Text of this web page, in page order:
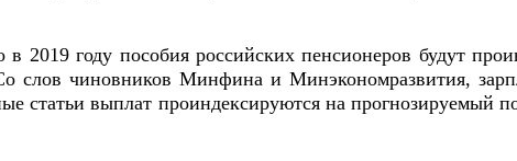
2019 году пособия российских пенсионеров будут
чиновников Минфина и Минэкономразвития,
статьи выплат проиндексируются на прогнозируемый